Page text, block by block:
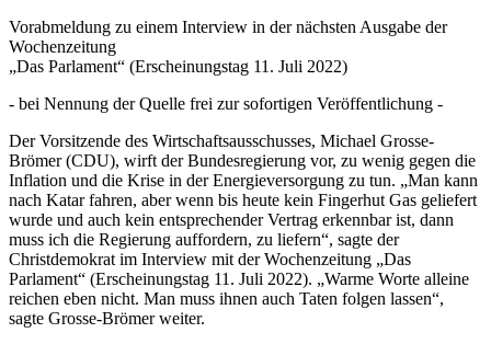
Vorabmeldung zu einem Interview in der nächsten Ausgabe der
Wochenzeitung
„Das Parlament“ (Erscheinungstag 11. Juli 2022)
- bei Nennung der Quelle frei zur sofortigen Veröffentlichung -
Der Vorsitzende des Wirtschaftsausschusses, Michael Grosse-
Brömer (CDU), wirft der Bundesregierung vor, zu wenig gegen die
Inflation und die Krise in der Energieversorgung zu tun. „Man kann
nach Katar fahren, aber wenn bis heute kein Fingerhut Gas geliefert
wurde und auch kein entsprechender Vertrag erkennbar ist, dann
muss ich die Regierung auffordern, zu liefern“, sagte der
Christdemokrat im Interview mit der Wochenzeitung „Das
Parlament“ (Erscheinungstag 11. Juli 2022). „Warme Worte alleine
reichen eben nicht. Man muss ihnen auch Taten folgen lassen“,
sagte Grosse-Brömer weiter.